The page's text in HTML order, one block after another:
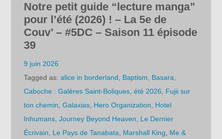
Notre petit guide “lecture manga”
pour l’été (2026) ! – La 5e de
Couv’ – #5DC – Saison 11 épisode
39
9 juin 2026
Tagged as:alice in borderland Baptism Basara
Caboche : Galères Saint-Boliques ,été 2026
Fujii sur
ton chemin ,Galaxias Hero Organization
Hotel
Inhumans ,Journey Beyond Heaven
Le Dernier
Écrivain
Le Pays de Tanabata Marshall King
Me &